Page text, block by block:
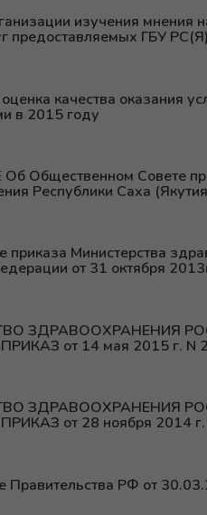
изучения мнения
предоставляемых ГБУ
качества оказания
в 2015 году
Общественном Совете
Республики Саха
приказа Министерства
от 31 октября
ЗДРАВООХРАНЕНИЯ
от 14 мая 2015 г. N
ЗДРАВООХРАНЕНИЯ
от 28 ноября 2014 г.
Правительства РФ от